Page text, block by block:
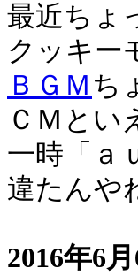
最近ちょ
クッキー
ＢＧＭ ち
ＣＭとい
一時「ａ
違たんや
2016年6